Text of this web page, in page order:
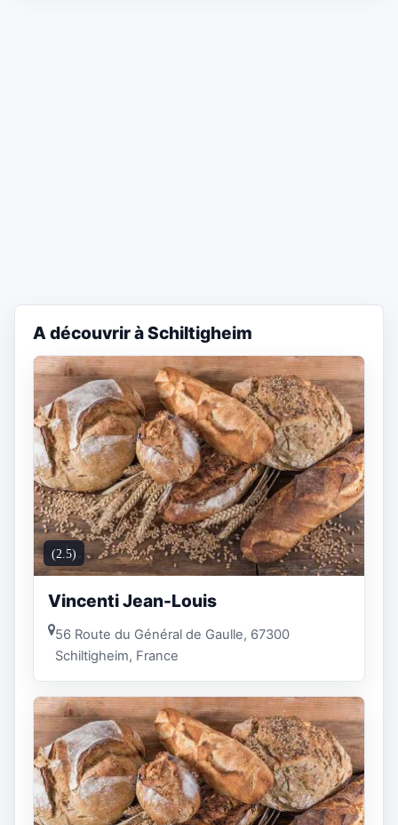
A découvrir à Schiltigheim
(2.5)
Vincenti Jean-Louis
56 Route du Général de Gaulle, 67300
Schiltigheim, France